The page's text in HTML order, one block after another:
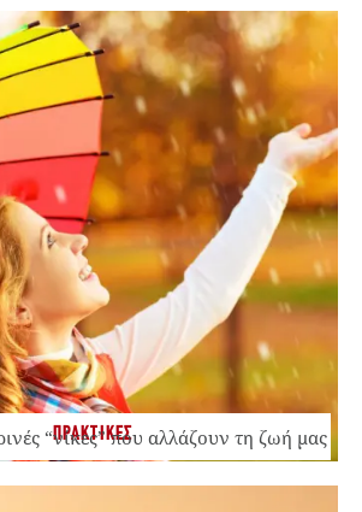
ΠΡΑΚΤΙΚΕΣ
“νίκες” που αλλάζουν τη ζωή μας